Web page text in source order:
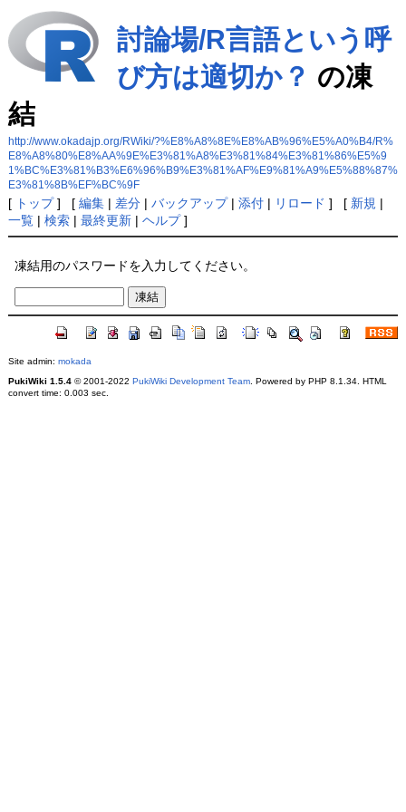
討論場/R言語という呼
び方は適切か？ の凍
結
http://www.okadajp.org/RWiki/?%E8%A8%8E%E8%AB%96%E5%A0%B4/R%
E8%A8%80%E8%AA%9E%E3%81%A8%E3%81%84%E3%81%86%E5%9
1%BC%E3%81%B3%E6%96%B9%E3%81%AF%E9%81%A9%E5%88%87%
E3%81%8B%EF%BC%9F
[ トップ] [ 編集| 差分| バックアップ| 添付| リロード ] [ 新規 |
一覧| 検索| 最終更新| ヘルプ]
凍結用のパスワードを入力してください。
Site admin: mokada
PukiWiki 1.5.4© 2001-2022 PukiWiki Development Team. Powered by PHP 8.1.34. HTML
convert time: 0.003 sec.